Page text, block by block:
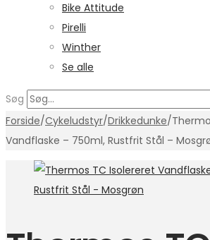
Bike Attitude
Pirelli
Winther
Se alle
Søg
Forside/Cykeludstyr/Drikkedunke/
Vandflaske – 750ml, Rustfrit Stål –